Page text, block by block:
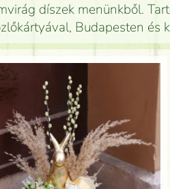
díszek menünkből.
Budapesten és